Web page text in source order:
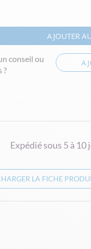
AJOUTER
conseil ou
?
Expédié sous 5 à 10
LA FICHE